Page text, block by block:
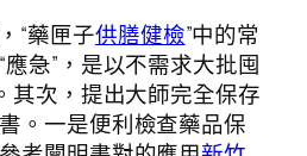
“藥匣子供膳健檢”中的常
急”，是以不需求大批囤
其次，提出大師完全保存
。一是便利檢查藥品保